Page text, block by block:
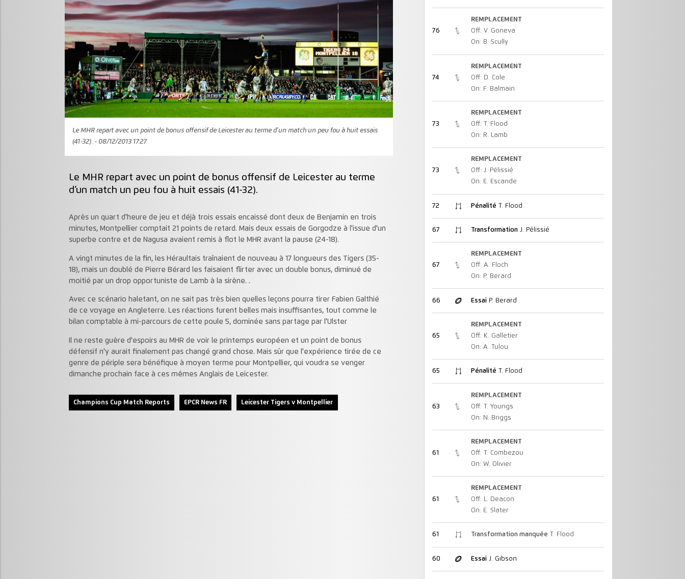
Le MHR repart avec un point de bonus offensif de Leicester au terme d'un match un peu fou à huit essais
(41-32). - 08/12/2013 17:27
Le MHR repart avec un point de bonus offensif de Leicester au terme
d’un match un peu fou à huit essais (41-32).
Après un quart d'heure de jeu et déjà trois essais encaissé dont deux de Benjamin en trois
minutes, Montpellier comptait 21 points de retard. Mais deux essais de Gorgodze à l'issue d'un
superbe contre et de Nagusa avaient remis à flot le MHR avant la pause (24-18).
A vingt minutes de la fin, les Héraultais traînaient de nouveau à 17 longueurs des Tigers (35-
18), mais un doublé de Pierre Bérard les faisaient flirter avec un double bonus, diminué de
moitié par un drop opportuniste de Lamb à la sirène. .
Avec ce scénario haletant, on ne sait pas très bien quelles leçons pourra tirer Fabien Galthié
de ce voyage en Angleterre. Les réactions furent belles mais insuffisantes, tout comme le
bilan comptable à mi-parcours de cette poule 5, dominée sans partage par l'Ulster
Il ne reste guère d'espoirs au MHR de voir le printemps européen et un point de bonus
défensif n'y aurait finalement pas changé grand chose. Mais sûr que l'expérience tirée de ce
genre de périple sera bénéfique à moyen terme pour Montpellier, qui voudra se venger
dimanche prochain face à ces mêmes Anglais de Leicester.
Champions Cup Match Reports EPCR News FR Leicester Tigers v Montpellier
76
REMPLACEMENT
Off: V. Goneva
On: B. Scully
74
REMPLACEMENT
Off: D. Cole
On: F. Balmain
73
REMPLACEMENT
Off: T. Flood
On: R. Lamb
73
REMPLACEMENT
Off: J. Pélissié
On: E. Escande
72 Pénalité T. Flood
67 TransformationJ. Pélissié
67
REMPLACEMENT
Off: A. Floch
On: P. Berard
66 EssaiP. Berard
65
REMPLACEMENT
Off: K. Galletier
On: A. Tulou
65 Pénalité T. Flood
63
REMPLACEMENT
Off: T. Youngs
On: N. Briggs
61
REMPLACEMENT
Off: T. Combezou
On: W. Olivier
61
REMPLACEMENT
Off: L. Deacon
On: E. Slater
61 Transformation manquée T. Flood
60 EssaiJ. Gibson